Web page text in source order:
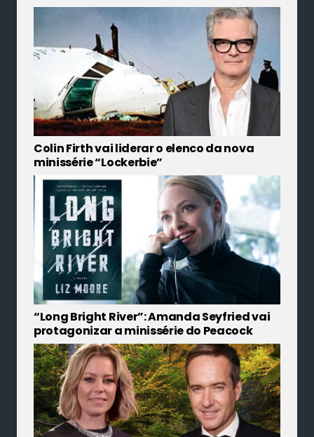
Colin Firth vai liderar o elenco da nova
minissérie “Lockerbie”
“Long Bright River”: Amanda Seyfried vai
protagonizar a minissérie do Peacock